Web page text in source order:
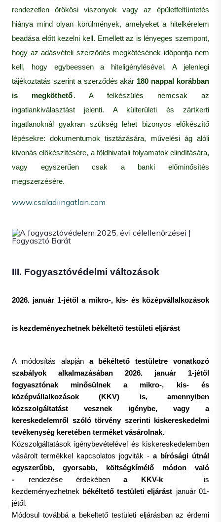
rendezetlen örökösi viszonyok vagy az épületfeltüntetés
hiánya mind olyan körülmények, amelyeket a hitelkérelem
beadása előtt kezelni kell. Emellett az is lényeges szempont,
hogy az adásvételi szerződés megkötésének időpontja nem
kell, hogy egybeessen a hiteligénylésével. A jelenlegi
tájékoztatás szerint a szerződés akár 180 nappal korábban
is megköthető. A felkészülés nemcsak az
ingatlankiválasztást jelenti. A külterületi és zártkerti
ingatlanoknál gyakran szükség lehet bizonyos előkészítő
lépésekre: dokumentumok tisztázására, művelési ág alóli
kivonás előkészítésére, a földhivatali folyamatok elindítására,
vagy egyszerűen csak a banki előminősítés
megszerzésére.
www.csaladiingatlan.com
III. Fogyasztóvédelmi változások
2026. január 1-jétől a mikro-, kis- és középvállalkozások
is kezdeményezhetnek békéltető testületi eljárást
A módosítás alapján a békéltető testületre vonatkozó
szabályok alkalmazásában 2026. január 1-jétől
fogyasztónak minősülnek a mikro-, kis- és
középvállalkozások (KKV) is, amennyiben
közszolgáltatást vesznek igénybe, vagy a
kereskedelemről szóló törvény szerinti kiskereskedelmi
tevékenység keretében terméket vásárolnak.
Közszolgáltatások igénybevételével és kiskereskedelemben
vásárolt termékkel kapcsolatos jogviták - a bírósági útnál
egyszerűbb, gyorsabb, költségkímélő módon való
-
rendezése érdekébena KKV-k
is
kezdeményezhetnek
békéltető testületi eljárást január 01-
jétől.
Módosul továbbá a bekeltető testületi eljárásban az érdemi